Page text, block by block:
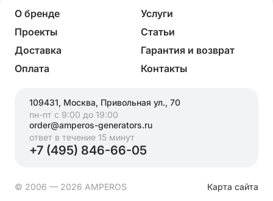
О бренде
Услуги
Проекты
Статьи
Доставка
Гарантия и возврат
Оплата
Контакты
109431, Москва, Привольная ул., 70
пн-пт с 9:00 до 19:00
order@amperos-generators.ru
ответ в течение 15 минут
+7 (495) 846-66-05
© 2006 — 2026 AMPEROS Карта сайта